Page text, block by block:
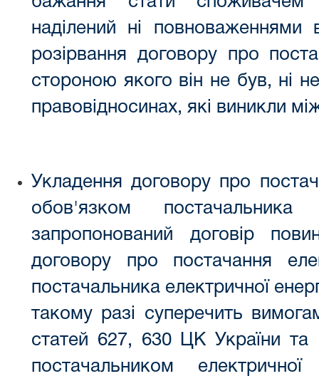
наділений ні повноваженнями
розірвання договору про
стороною якого він не був, ні
правовідносинах, які виникли
Укладення договору про
обов'язком постачальника
запропонований договір
договору про постачання
постачальника електричної
такому разі суперечить
статей 627, 630 ЦК України
постачальником